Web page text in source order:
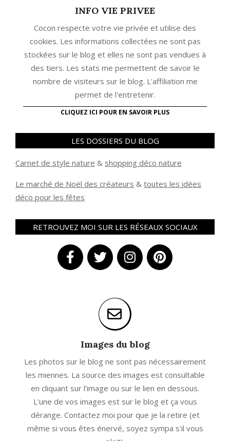
INFO VIE PRIVEE
Cocon respecte votre vie privée et utilise des
cookies. Les informations collectées ne sont pas
stockées sur le blog et elles ne sont pas vendues à
des tiers. Les stats me permettent de savoir le
nombre de visiteurs sur le blog. L'affiliation me
permet de l'entretenir.
CLIQUEZ ICI POUR EN SAVOIR PLUS
LES DOSSIERS DU BLOG
Carnet de style nature & shopping déco nature
Le marché de Noël des créateurs & toutes les idées
déco pour les fêtes
RETROUVEZ MOI SUR LES RÉSEAUX SOCIAUX
Images du blog
Les photos sur le blog ne sont pas nécessairement
les miennes. La source des images est consultable
en cliquant sur l'image ou sur le lien en dessous.
L'une de vos images est sur le blog et ça vous
dérange. Contactez moi pour que je la retire (et
même si vous êtes énervé, soyez sympa s'il vous